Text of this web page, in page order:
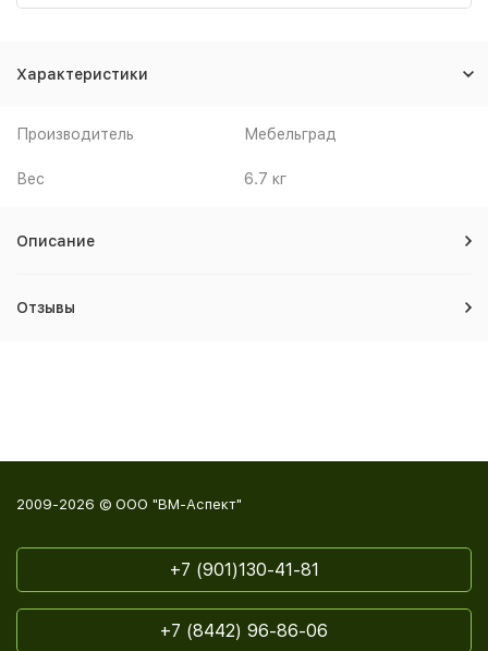
Характеристики
Производитель Мебельград
Вес 6.7 кг
Описание
Отзывы
2009-2026 © ООО "ВМ-Аспект"
+7 (901)130-41-81
+7 (8442) 96-86-06